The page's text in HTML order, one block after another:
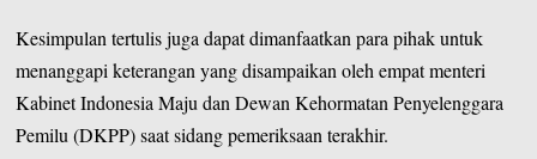
Kesimpulan tertulis juga dapat dimanfaatkan para pihak untuk
menanggapi keterangan yang disampaikan oleh empat menteri
Kabinet Indonesia Maju dan Dewan Kehormatan Penyelenggara
Pemilu (DKPP) saat sidang pemeriksaan terakhir.